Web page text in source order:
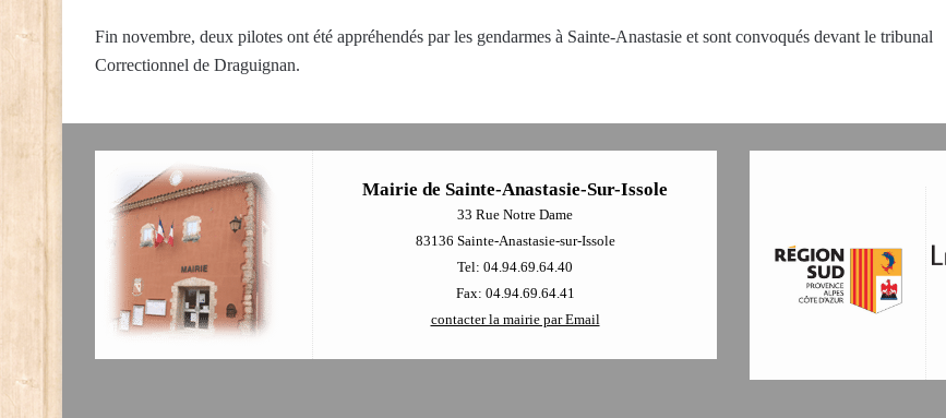
Fin novembre, deux pilotes ont été appréhendés par les gendarmes à Sainte-Anastasie et sont convoqués devant le tribunal
Correctionnel de Draguignan.
Mairie de Sainte-Anastasie-Sur-Issole
33 Rue Notre Dame
83136 Sainte-Anastasie-sur-Issole
Tel: 04.94.69.64.40
Fax: 04.94.69.64.41
contacter la mairie par Email